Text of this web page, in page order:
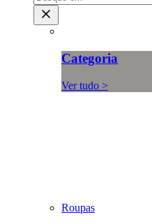
Categoria
Ver tudo >
Roupas